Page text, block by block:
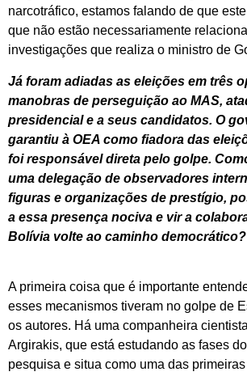
narcotráfico, estamos falando de que
que não estão necessariamente
investigações que realiza o ministro de
Já foram adiadas as eleições em três
manobras de perseguição ao MAS,
presidencial e a seus candidatos. O
garantiu à OEA como fiadora das
foi responsável direta pelo golpe.
uma delegação de observadores
figuras e organizações de prestígio,
a essa presença nociva e vir a
Bolívia volte ao caminho democrático?
A primeira coisa que é importante
esses mecanismos tiveram no golpe de
os autores. Há uma companheira
Argirakis, que está estudando as fases
pesquisa e situa como uma das